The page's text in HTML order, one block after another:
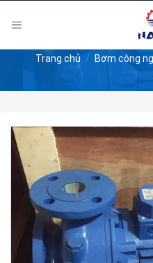
Trang chủ / Bơm công